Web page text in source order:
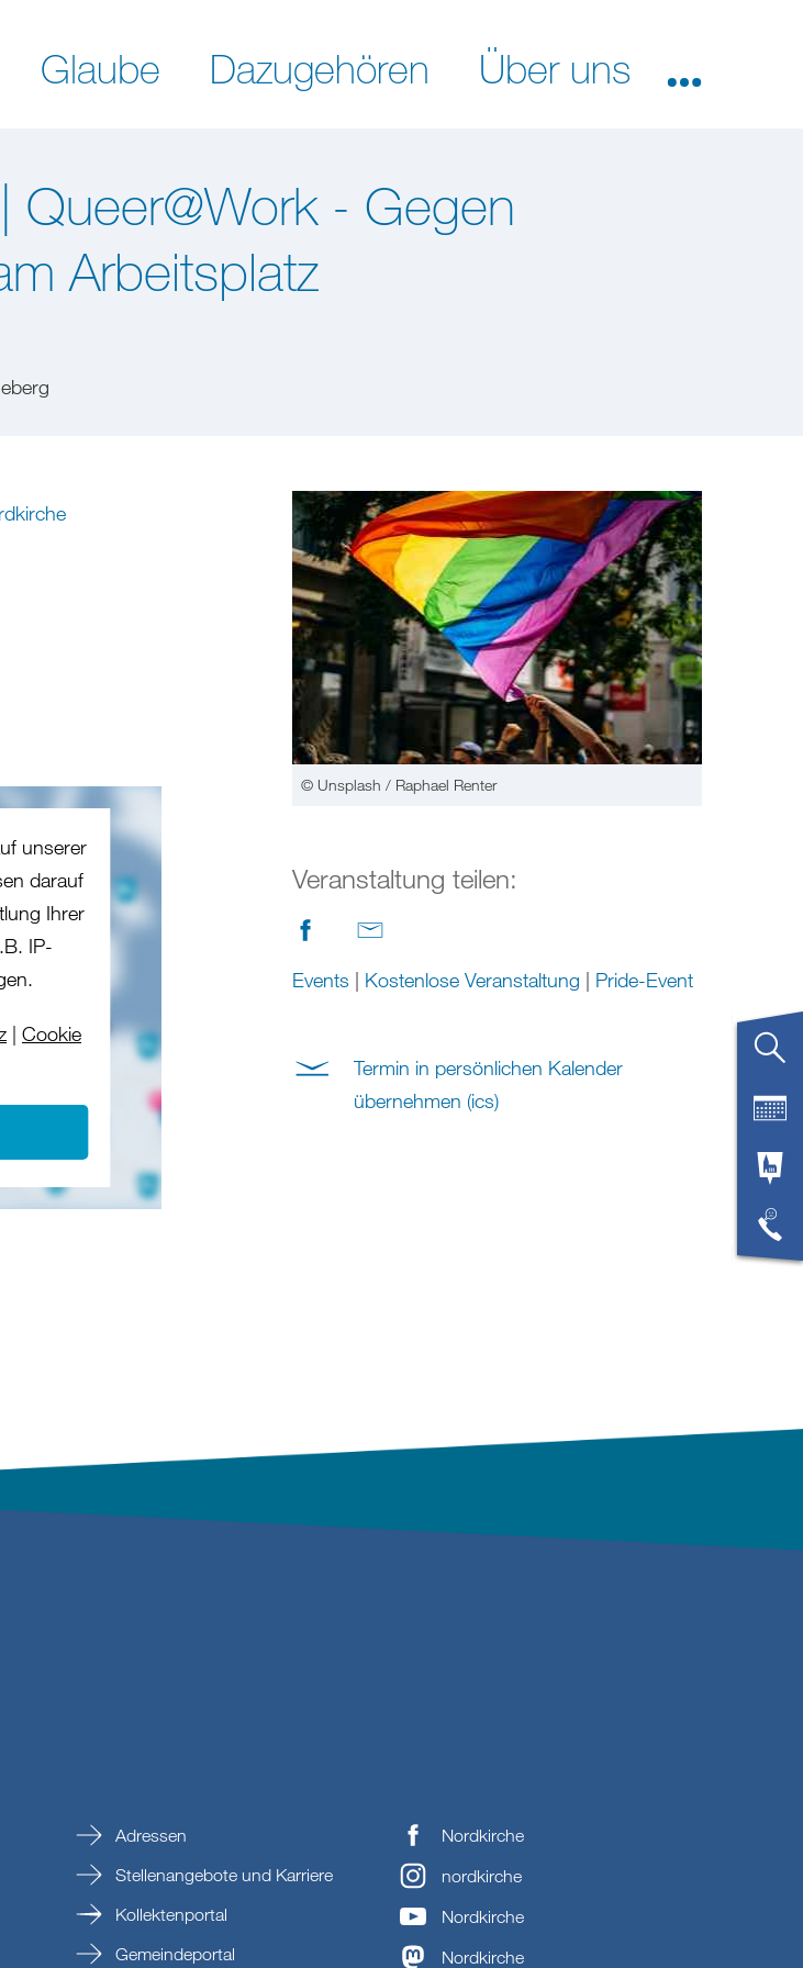
Glaube Dazugehören Über uns
Queer@Work - Gegen
Arbeitsplatz
unserer
darauf
Ihrer
IP-
| Cookie
© Unsplash / Raphael Renter
Veranstaltung teilen:
Events | Kostenlose Veranstaltung | Pride-Event
Termin in persönlichen Kalender
übernehmen (ics)
Adressen
Stellenangebote und Karriere
Kollektenportal
Gemeindeportal
Nordkirche
nordkirche
Nordkirche
Nordkirche